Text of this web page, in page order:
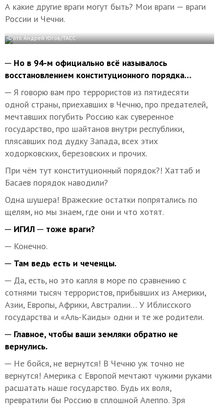
А какие другие враги могут быть? Мои враги — враги
России и Чечни.
Фото Андрей Югов/ТАСС
─ Но в 94-м официально всё называлось
восстановлением конституционного порядка…
─ Я говорю вам про террористов из пятидесяти
одной страны, приехавших в Чечню, про предателей,
мечтавших погубить Россию как суверенное
государство, про шайтанов внутри республики,
плясавших под дудку Запада, всех этих
ходорковских, березовских и прочих.
При чём тут конституционный порядок?! Хаттаб и
Басаев порядок наводили?
Одна шушера! Вражеские остатки попрятались по
щелям, но мы знаем, где они и что хотят.
─ ИГИЛ ─ тоже враги?
─ Конечно.
─ Там ведь есть и чеченцы.
─ Да, есть, но это капля в море по сравнению с
сотнями тысяч террористов, прибывших из Америки,
Азии, Европы, Африки, Австралии… У Иблисского
государства и «Аль-Каиды» одни и те же родители.
─ Главное, чтобы ваши земляки обратно не
вернулись.
─ Не бойся, не вернутся! В Чечню уж точно не
вернутся! Америка с Европой мечтают чужими руками
расшатать наше государство. Будь их воля,
превратили бы Россию в сплошной Алеппо. Зря